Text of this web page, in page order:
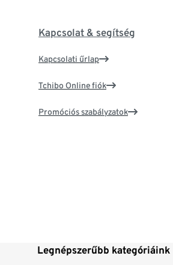
Kapcsolat & segítség
Kapcsolati űrlap
Tchibo Online fiók
Promóciós szabályzatok
Legnépszerűbb kategóriáink